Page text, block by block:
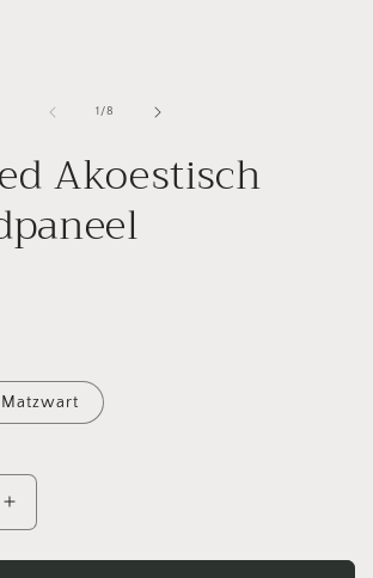
1 /van
8
Akoestisch
Matzwart
Aantal
verhogen
voor